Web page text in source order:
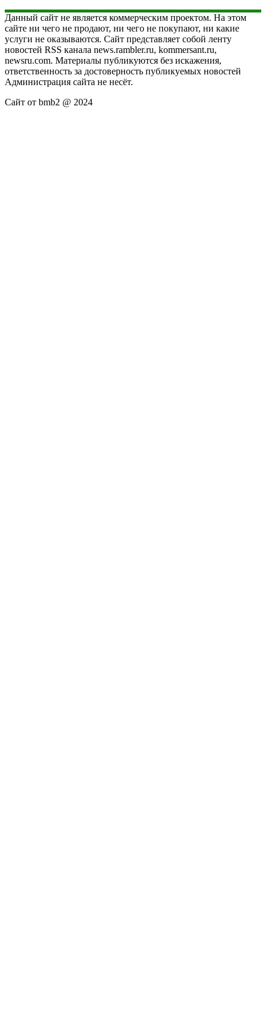
Данный сайт не является коммерческим проектом. На этом
сайте ни чего не продают, ни чего не покупают, ни какие
услуги не оказываются. Сайт представляет собой ленту
новостей RSS канала news.rambler.ru, kommersant.ru,
newsru.com. Материалы публикуются без искажения,
ответственность за достоверность публикуемых новостей
Администрация сайта не несёт.
Сайт от bmb2 @ 2024